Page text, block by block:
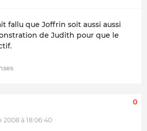
fallu que Joffrin soit aussi aussi
de Judith pour que le
à 18:06:40
0